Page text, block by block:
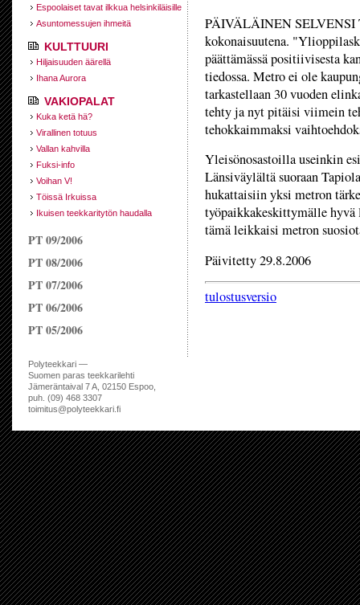
Espoolaiset tavat ilkkua helsinkiläisille
Asuntomessujen ihmeitä
KULTTUURI
Hiljaisuuden äärellä
Ihana Aurora
VAKIOPALAT
Kuka ketä hä?
Virallinen totuus
Vallan kahvilla
Fuksi-info
Voihan V!
Töissä Irkuissa
Ikuisen teekkaritytön haudalla
PT 09/2006
PT 08/2006
PT 07/2006
PT 06/2006
PT 05/2006
PÄIVÄLÄINEN SELVENSI
kokonaisuutena.
päättämässä positiivisesta
tiedossa. Metro ei ole
tarkastellaan 30 vuoden
tehty ja nyt pitäisi viimein
tehokkaimmaksi
Yleisönosastoilla useinkin
Länsiväylältä suoraan
hukattaisiin yksi metron
työpaikkakeskittymälle
tämä leikkaisi metron
Päivitetty 29.8.2006
tulostusversio
Polyteekkari —
Suomen paras teekkarilehti
Jämeräntaival 7 A, 02150 Espoo,
puh. (09) 468 3307
toimitus@polyteekkari.fi